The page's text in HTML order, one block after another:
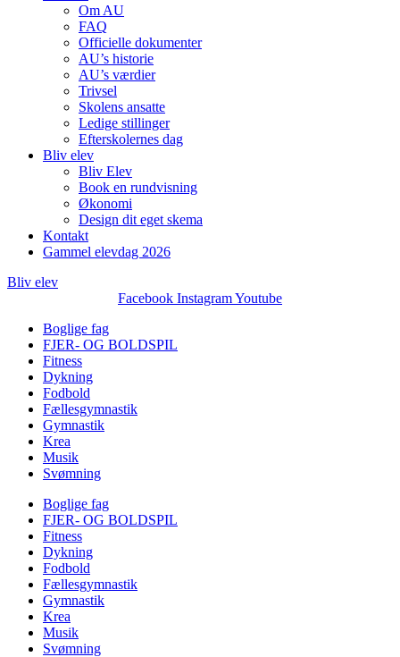
Om AU
FAQ
Officielle dokumenter
AU’s historie
AU’s værdier
Trivsel
Skolens ansatte
Ledige stillinger
Efterskolernes dag
Bliv elev
Bliv Elev
Book en rundvisning
Økonomi
Design dit eget skema
Kontakt
Gammel elevdag 2026
Bliv elev
Facebook InstagramYoutube
Boglige fag
FJER- OG BOLDSPIL
Fitness
Dykning
Fodbold
Fællesgymnastik
Gymnastik
Krea
Musik
Svømning
Boglige fag
FJER- OG BOLDSPIL
Fitness
Dykning
Fodbold
Fællesgymnastik
Gymnastik
Krea
Musik
Svømning